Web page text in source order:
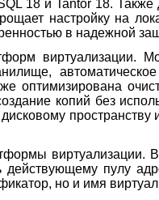
18 и Tantor 18.
настройку на
в надежной
виртуализации.
оптимизирована
копий без
виртуализации.
пулу
но и имя